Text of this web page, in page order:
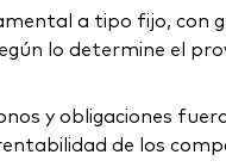
a tipo fijo, con
lo determine el
y obligaciones
de los